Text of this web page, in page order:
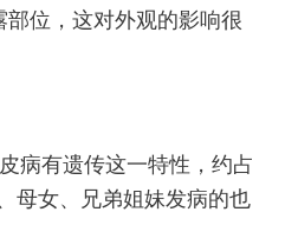
位，这对外观的影响很
有遗传这一特性，约占
母女、兄弟姐妹发病的也